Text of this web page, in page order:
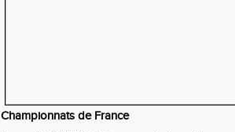
Championnats de France